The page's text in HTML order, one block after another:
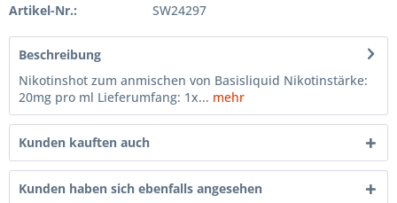
Artikel-Nr.: SW24297
Beschreibung
Nikotinshot zum anmischen von Basisliquid Nikotinstärke:
20mg pro ml Lieferumfang: 1x... mehr
Kunden kauften auch
Kunden haben sich ebenfalls angesehen